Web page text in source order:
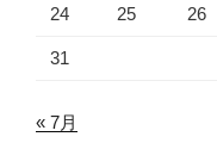
24 25 26
31
« 7月